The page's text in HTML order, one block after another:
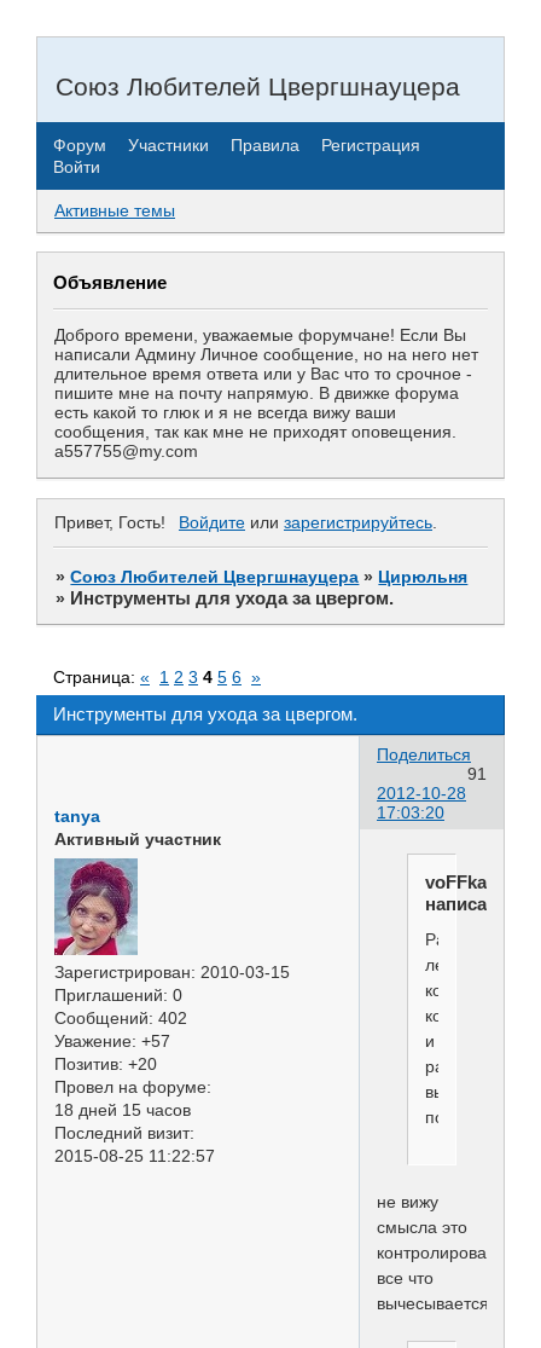
Союз Любителей Цвергшнауцера
Форум Участники Правила
Регистрация
Войти
Активные темы
Объявление
Доброго времени, уважаемые форумчане! Если Вы
написали Админу Личное сообщение, но на него нет
длительное время ответа или у Вас что то срочное -
пишите мне на почту напрямую. В движке форума
есть какой то глюк и я не всегда вижу ваши
сообщения, так как мне не приходят оповещения.
a557755@my.com
Привет, Гость! Войдите или зарегистрируйтесь.
»Союз Любителей Цвергшнауцера » Цирюльня
» Инструменты для ухода за цвергом.
Инструменты для ухода за цвергом.
Страница: « 1 2 3 4 5 6 »
Поделиться
91
2012-10-28
17:03:20
tanya
Активный участник
Зарегистрирован: 2010-03-15
Приглашений: 0
Сообщений: 402
Уважение: +57
Позитив: +20
Провел на форуме:
18 дней 15 часов
Последний визит:
2015-08-25 11:22:57
voFFka
написал(а):
Расчёской
легче
количество
и
подшёрстка,
не вижу
смысла это
все что
вычесывается...